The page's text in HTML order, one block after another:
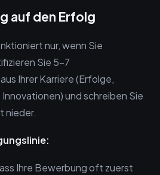
auf den Erfolg
nur, wenn Sie
Sie 5-7
Ihrer Karriere (Erfolge,
und schreiben Sie
nieder.
Ihre Bewerbung oft zuerst